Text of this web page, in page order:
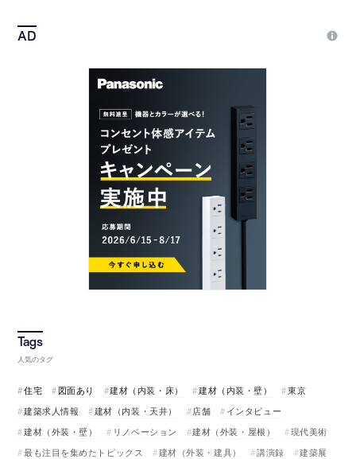
人気のタグ
住宅 図面あり 建材（内装・床） 建材（内装・壁）
東京
建築求人情報
建材（内装・天井） 店舗
インタビュー
建材（外装・壁）
リノベーション 建材（外装・屋根）
現代美術
最も注目を集めたトピックス
建材（外装・建具） 講演録
建築展